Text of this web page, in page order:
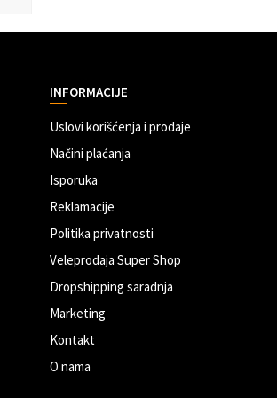
INFORMACIJE
Uslovi korišćenja i prodaje
Načini plaćanja
Isporuka
Reklamacije
Politika privatnosti
Veleprodaja Super Shop
Dropshipping saradnja
Marketing
Kontakt
O nama